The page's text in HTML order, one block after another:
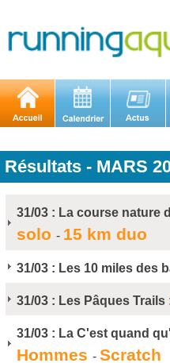
Résultats - MARS
31/03 : La course nature
solo - 15 km duo
31/03 : Les 10 miles des
31/03 : Les Pâques Trails
31/03 : La C'est quand
Hommes - Scratch